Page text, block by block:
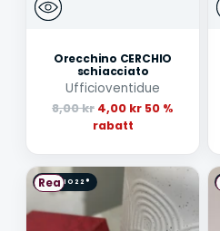
Orecchino CERCHIO
schiacciato
Ufficioventidue
Ordinarie
8,00 kr 4,00 kr 50 %
rabatt
Rea